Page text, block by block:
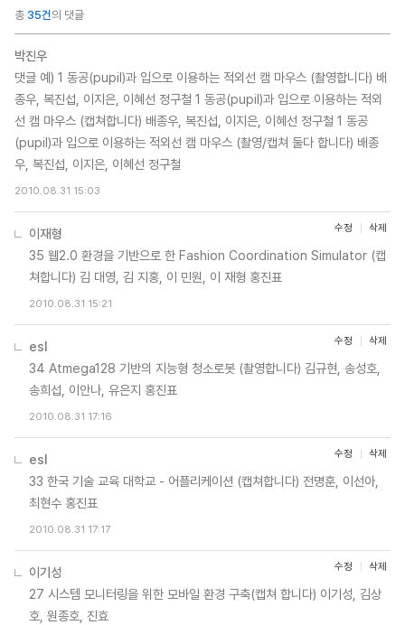
총 35건의 댓글
박진우
댓글 예) 1 동공(pupil)과 입으로 이용하는 적외선 캠 마우스 (촬영합니다) 배
종우, 복진섭, 이지은, 이혜선 정구철 1 동공(pupil)과 입으로 이용하는 적외
선 캠 마우스 (캡쳐합니다) 배종우, 복진섭, 이지은, 이혜선 정구철 1 동공
(pupil)과 입으로 이용하는 적외선 캠 마우스 (촬영/캡쳐 둘다 합니다) 배종
우, 복진섭, 이지은, 이혜선 정구철
2010.08.31 15:03
이재형
35 웹2.0 환경을 기반으로 한 Fashion Coordination Simulator (캡
쳐합니다) 김 대영, 김 지홍, 이 민원, 이 재형 홍진표
2010.08.31 15:21
수정 삭제
esl
34 Atmega128 기반의 지능형 청소로봇 (촬영합니다) 김규현, 송성호,
송희섭, 이안나, 유은지 홍진표
2010.08.31 17:16
수정 삭제
esl
33 한국 기술 교육 대학교 - 어플리케이션 (캡쳐합니다) 전명훈, 이선아,
최현수 홍진표
2010.08.31 17:17
수정 삭제
이기성
27 시스템 모니터링을 위한 모바일 환경 구축(캡쳐 합니다) 이기성, 김상
호, 원종호, 진효
수정 삭제